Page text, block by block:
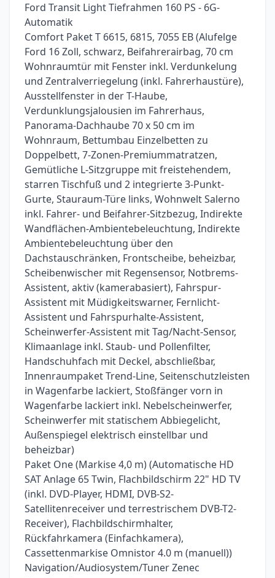
Ford Transit Light Tiefrahmen 160 PS - 6G-
Automatik
Comfort Paket T 6615, 6815, 7055 EB (Alufelge
Ford 16 Zoll, schwarz, Beifahrerairbag, 70 cm
Wohnraumtür mit Fenster inkl. Verdunkelung
und Zentralverriegelung (inkl. Fahrerhaustüre),
Ausstellfenster in der T-Haube,
Verdunklungsjalousien im Fahrerhaus,
Panorama-Dachhaube 70 x 50 cm im
Wohnraum, Bettumbau Einzelbetten zu
Doppelbett, 7-Zonen-Premiummatratzen,
Gemütliche L-Sitzgruppe mit freistehendem,
starren Tischfuß und 2 integrierte 3-Punkt-
Gurte, Stauraum-Türe links, Wohnwelt Salerno
inkl. Fahrer- und Beifahrer-Sitzbezug, Indirekte
Wandflächen-Ambientebeleuchtung, Indirekte
Ambientebeleuchtung über den
Dachstauschränken, Frontscheibe, beheizbar,
Scheibenwischer mit Regensensor, Notbrems-
Assistent, aktiv (kamerabasiert), Fahrspur-
Assistent mit Müdigkeitswarner, Fernlicht-
Assistent und Fahrspurhalte-Assistent,
Scheinwerfer-Assistent mit Tag/Nacht-Sensor,
Klimaanlage inkl. Staub- und Pollenfilter,
Handschuhfach mit Deckel, abschließbar,
Innenraumpaket Trend-Line, Seitenschutzleisten
in Wagenfarbe lackiert, Stoßfänger vorn in
Wagenfarbe lackiert inkl. Nebelscheinwerfer,
Scheinwerfer mit statischem Abbiegelicht,
Außenspiegel elektrisch einstellbar und
beheizbar)
Paket One (Markise 4,0 m) (Automatische HD
SAT Anlage 65 Twin, Flachbildschirm 22" HD TV
(inkl. DVD-Player, HDMI, DVB-S2-
Satellitenreceiver und terrestrischem DVB-T2-
Receiver), Flachbildschirmhalter,
Rückfahrkamera (Einfachkamera),
Cassettenmarkise Omnistor 4.0 m (manuell))
Navigation/Audiosystem/Tuner Zenec